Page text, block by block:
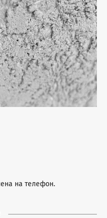
на телефон.